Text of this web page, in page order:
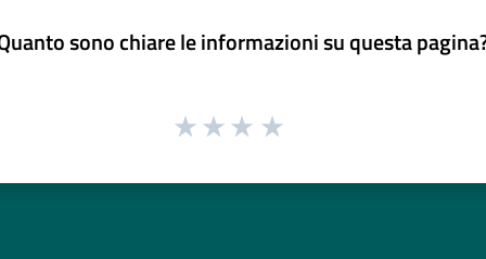
sono chiare le informazioni su questa